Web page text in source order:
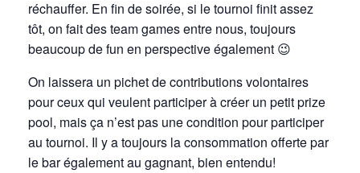
réchauffer. En fin de soirée, si le tournoi finit assez
tôt, on fait des team games entre nous, toujours
beaucoup de fun en perspective également 😉
On laissera un pichet de contributions volontaires
pour ceux qui veulent participer à créer un petit prize
pool, mais ça n’est pas une condition pour participer
au tournoi. Il y a toujours la consommation offerte par
le bar également au gagnant, bien entendu!